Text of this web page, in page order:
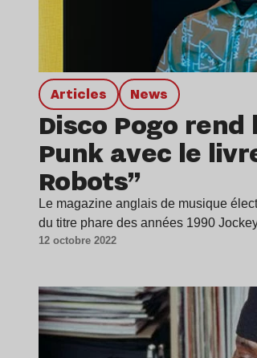
Articles news
Disco Pogo
Punk avec le
Robots”
Le magazine anglais de musique
du titre phare des années 1990
12 octobre 2022